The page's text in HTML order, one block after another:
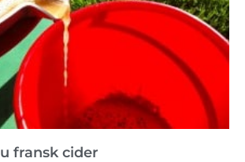
fransk cider